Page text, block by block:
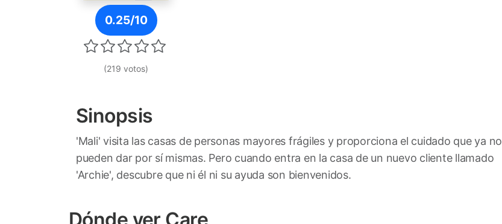
Póster de Care
0.25/10
(219 votos)
Sinopsis
'Mali' visita las casas de personas mayores frágiles y proporciona el cuidado que ya no
pueden dar por sí mismas. Pero cuando entra en la casa de un nuevo cliente llamado
'Archie', descubre que ni él ni su ayuda son bienvenidos.